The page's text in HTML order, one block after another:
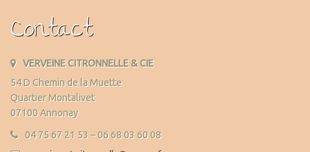
Contact
VERVEINE CITRONNELLE & CIE
54 D Chemin de la Muette
Quartier Montalivet
07100 Annonay
04 75 67 21 53 – 06 68 03 60 08